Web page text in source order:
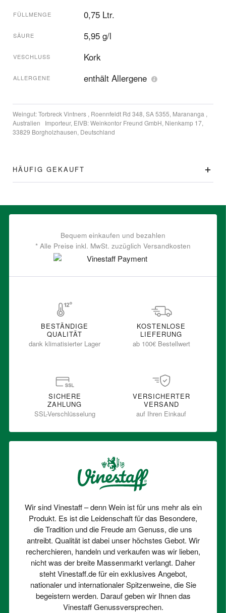
FÜLLMENGE 0,75 Ltr.
SÄURE 5,95 g/l
VESCHLUSS Kork
ALLERGENE enthält Allergene
Weingut:Torbreck Vintners , Roennfeldt Rd 348, SA 5355, Marananga ,
Australien
Importeur, EIVB:Weinkontor Freund GmbH, Nienkamp 17,
33829 Borgholzhausen, Deutschland
HÄUFIG GEKAUFT
Bequem einkaufen und bezahlen
* Alle Preise inkl. MwSt. zuzüglich Versandkosten
BESTÄNDIGE
QUALITÄT
dank klimatisierter Lager
KOSTENLOSE
LIEFERUNG
ab 100€ Bestellwert
SICHERE
ZAHLUNG
SSL-Verschlüsselung
VERSICHERTER
VERSAND
auf Ihren Einkauf
Wir sind Vinestaff – denn Wein ist für uns mehr als ein
Produkt. Es ist die Leidenschaft für das Besondere,
die Tradition und die Freude am Genuss, die uns
antreibt. Qualität ist dabei unser höchstes Gebot. Wir
recherchieren, handeln und verkaufen was wir lieben,
nicht was der breite Massenmarkt verlangt. Daher
steht Vinestaff.de für ein exklusives Angebot,
nationaler und internationaler Spitzenweine, die Sie
begeistern werden. Darauf geben wir Ihnen das
Vinestaff Genussversprechen.